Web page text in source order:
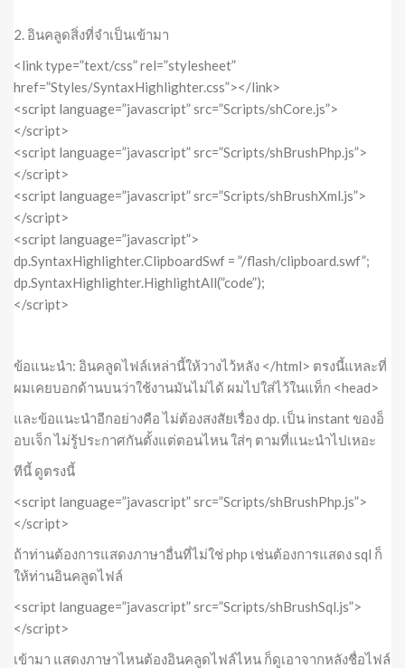
2. อินคลูดสิ่งที่จำเป็นเข้ามา
<link type=”text/css” rel=”stylesheet”
href=”Styles/SyntaxHighlighter.css”></link>
<script language=”javascript” src=”Scripts/shCore.js”>
</script>
<script language=”javascript” src=”Scripts/shBrushPhp.js”>
</script>
<script language=”javascript” src=”Scripts/shBrushXml.js”>
</script>
<script language=”javascript”>
dp.SyntaxHighlighter.ClipboardSwf = ”/flash/clipboard.swf”;
dp.SyntaxHighlighter.HighlightAll(”code”);
</script>
ข้อแนะนำ: อินคลูดไฟล์เหล่านี้ให้วางไว้หลัง </html> ตรงนี้แหละที่
ผมเคยบอกด้านบนว่าใช้งานมันไม่ได้ ผมไปใส่ไว้ในแท็ก <head>
และข้อแนะนำอีกอย่างคือ ไม่ต้องสงสัยเรื่อง dp. เป็น instant ของอ็
อบเจ็ก ไม่รู้ประกาศกันตั้งแต่ตอนไหน ใส่ๆ ตามที่แนะนำไปเหอะ
ทีนี้ ดูตรงนี้
<script language=”javascript” src=”Scripts/shBrushPhp.js”>
</script>
ถ้าท่านต้องการแสดงภาษาอื่นที่ไม่ใช่ php เช่นต้องการแสดง sql ก็
ให้ท่านอินคลูดไฟล์
<script language=”javascript” src=”Scripts/shBrushSql.js”>
</script>
เข้ามา แสดงภาษาไหนต้องอินคลูดไฟล์ไหน ก็ดูเอาจากหลังชื่อไฟล์